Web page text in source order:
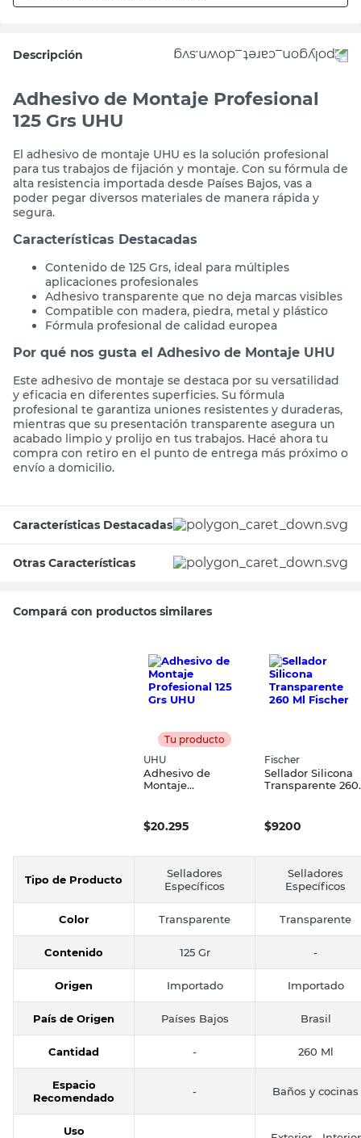
Descripción
Adhesivo de Montaje Profesional
125 Grs UHU
El adhesivo de montaje UHU es la solución profesional
para tus trabajos de fijación y montaje. Con su fórmula de
alta resistencia importada desde Países Bajos, vas a
poder pegar diversos materiales de manera rápida y
segura.
Características Destacadas
Contenido de 125 Grs, ideal para múltiples
aplicaciones profesionales
Adhesivo transparente que no deja marcas visibles
Compatible con madera, piedra, metal y plástico
Fórmula profesional de calidad europea
Por qué nos gusta el Adhesivo de Montaje UHU
Este adhesivo de montaje se destaca por su versatilidad
y eficacia en diferentes superficies. Su fórmula
profesional te garantiza uniones resistentes y duraderas,
mientras que su presentación transparente asegura un
acabado limpio y prolijo en tus trabajos. Hacé ahora tu
compra con retiro en el punto de entrega más próximo o
envío a domicilio.
Características Destacadas
Otras Características
Compará con productos similares
Tu producto
UHU
Adhesivo de
Montaje
$20.295
Fischer
Sellador Silicona
Transparente 260
$9200
Tipo de Producto
Selladores
Específicos
Selladores
Específicos
Color Transparente Transparente
Contenido 125 Gr -
Origen Importado Importado
País de Origen Países Bajos Brasil
Cantidad - 260 Ml
Espacio
Recomendado
- Baños y cocinas
Uso